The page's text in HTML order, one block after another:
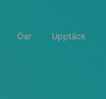
Öar Upptäck